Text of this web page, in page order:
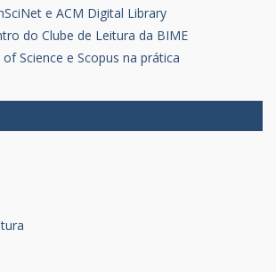
e ACM Digital Library
do Clube de Leitura da BIME
Science e Scopus na prática